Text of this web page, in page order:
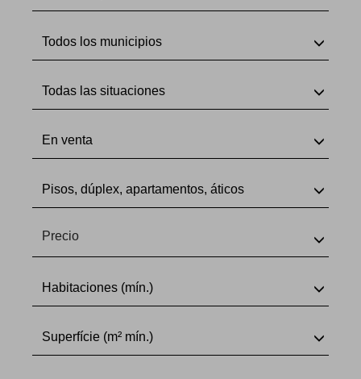
Todos los municipios
Todas las situaciones
En venta
Pisos, dúplex, apartamentos, áticos
Precio
Habitaciones (mín.)
Superfície (m² mín.)